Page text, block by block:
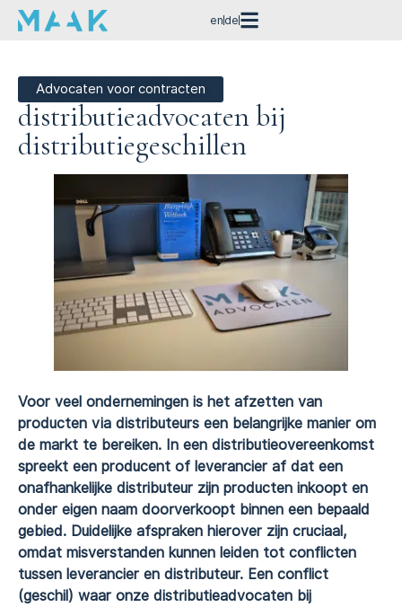
en de
Advocaten voor contracten
distributieadvocaten bij
distributiegeschillen
Voor veel ondernemingen is het afzetten van
producten via distributeurs een belangrijke manier om
de markt te bereiken. In een distributieovereenkomst
spreekt een producent of leverancier af dat een
onafhankelijke distributeur zijn producten inkoopt en
onder eigen naam doorverkoopt binnen een bepaald
gebied. Duidelijke afspraken hierover zijn cruciaal,
omdat misverstanden kunnen leiden tot conflicten
tussen leverancier en distributeur. Een conflict
(geschil) waar onze distributieadvocaten bij